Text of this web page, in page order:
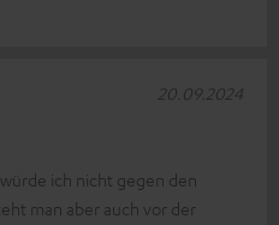
ich nicht gegen den
man aber auch vor der
20.09.2024